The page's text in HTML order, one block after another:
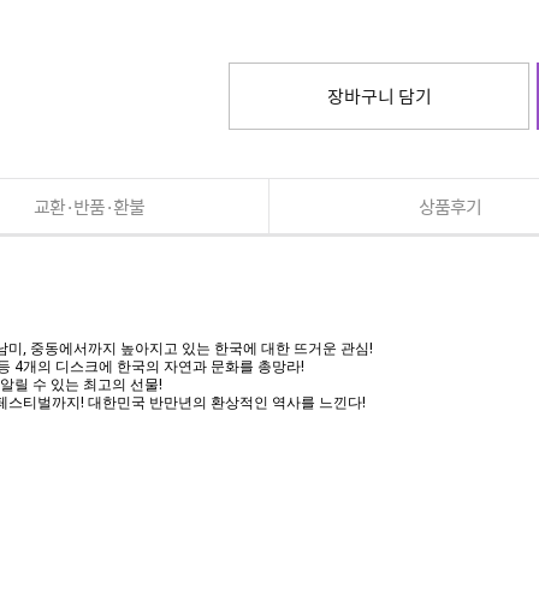
장바구니 담기
교환·반품·환불 상품후기
, 중동에서까지 높아지고 있는 한국에 대한 뜨거운 관심!
4개의 디스크에 한국의 자연과 문화를 총망라!
릴 수 있는 최고의 선물!
티벌까지! 대한민국 반만년의 환상적인 역사를 느낀다!